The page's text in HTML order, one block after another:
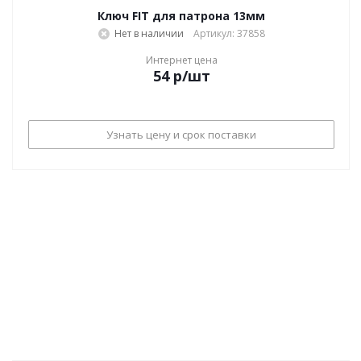
Ключ FIT для патрона 13мм
Нет в наличии
Артикул: 37858
Интернет цена
54р/шт
Узнать цену и срок поставки